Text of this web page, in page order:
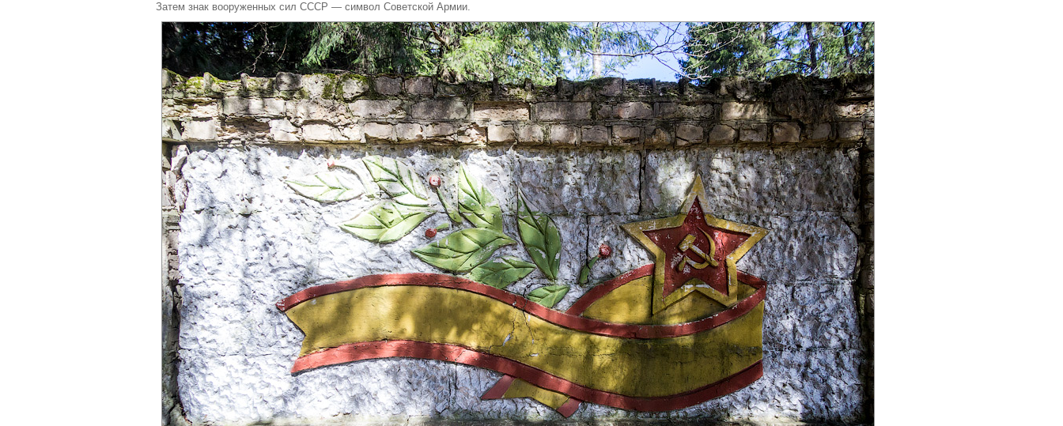
Затем знак вооруженных сил СССР — символ Советской Армии.